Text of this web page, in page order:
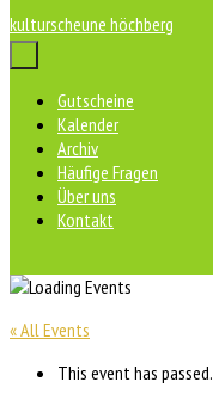
kulturscheune höchberg
Menü-
Gutscheine
Kalender
Archiv
Häufige Fragen
Über uns
Kontakt
« All Events
This event has passed.